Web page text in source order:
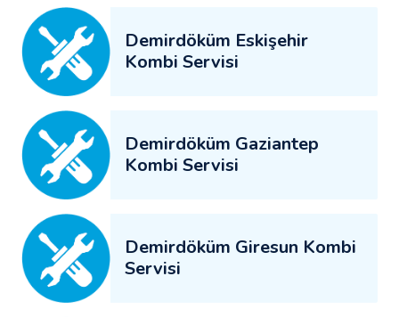
Demirdöküm Eskişehir
Kombi Servisi
Demirdöküm Gaziantep
Kombi Servisi
Demirdöküm Giresun Kombi
Servisi